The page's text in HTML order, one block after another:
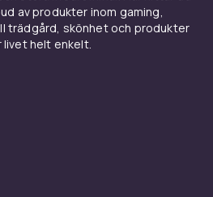
Edgar Wright
av produkter inom gaming,
trädgård, skönhet och produkter
livet helt enkelt.